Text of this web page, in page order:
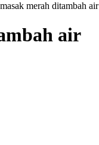
merah ditambah air
air